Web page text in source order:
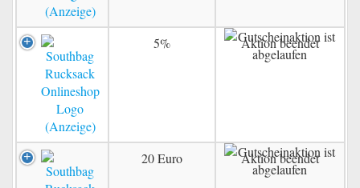
5% Aktion beendet
20 Euro Aktion beendet